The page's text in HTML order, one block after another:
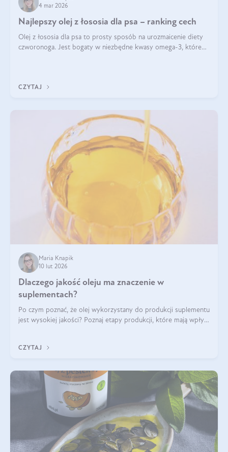
4 mar 2026
Najlepszy olej z łososia dla psa – ranking cech
Olej z łososia dla psa to prosty sposób na urozmaicenie diety
czworonoga. Jest bogaty w niezbędne kwasy omega-3, które
CZYTAJ
Maria Knapik
10 lut 2026
Dlaczego jakość oleju ma znaczenie w
suplementach?
Po czym poznać, że olej wykorzystany do produkcji suplementu
jest wysokiej jakości? Poznaj etapy produkcji, które mają wpływ
CZYTAJ